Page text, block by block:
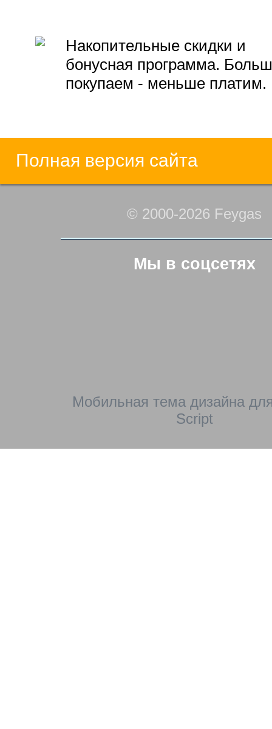
Накопительные скидки и
бонусная программа.
покупаем - меньше платим.
Полная версия сайта
© 2000-2026 Feygas
Мы в соцсетях
Мобильная тема дизайна
Script